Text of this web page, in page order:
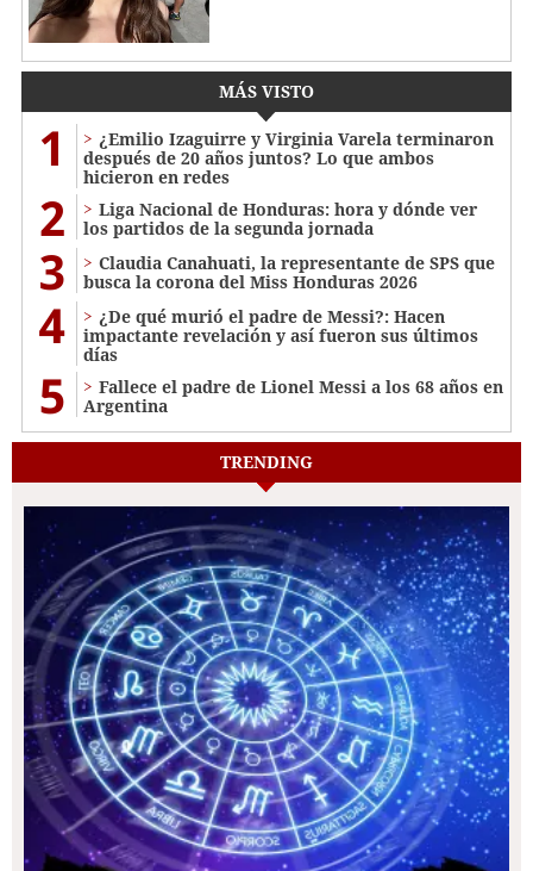
MÁS VISTO
1
¿Emilio Izaguirre y Virginia Varela terminaron
después de 20 años juntos? Lo que ambos
hicieron en redes
2
Liga Nacional de Honduras: hora y dónde ver
los partidos de la segunda jornada
3
Claudia Canahuati, la representante de SPS que
busca la corona del Miss Honduras 2026
4
¿De qué murió el padre de Messi?: Hacen
impactante revelación y así fueron sus últimos
días
5
Fallece el padre de Lionel Messi a los 68 años en
Argentina
TRENDING